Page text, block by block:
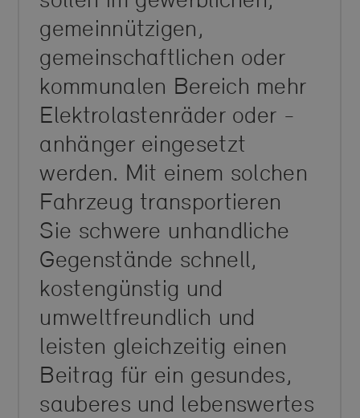
gemeinnützigen,
gemeinschaftlichen oder
kommunalen Bereich mehr
Elektrolastenräder oder -
anhänger eingesetzt
werden. Mit einem solchen
Fahrzeug transportieren
Sie schwere unhandliche
Gegenstände schnell,
kostengünstig und
umweltfreundlich und
leisten gleichzeitig einen
Beitrag für ein gesundes,
sauberes und lebenswertes